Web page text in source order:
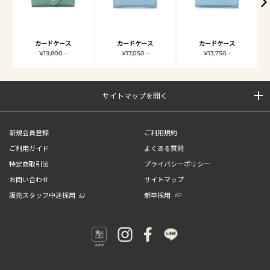
カードケース
¥19,800 -
カードケース
¥17,050 -
カードケース
¥13,750 -
サイトマップを開く
新規会員登録
ご利用規約
ご利用ガイド
よくある質問
特定商取引法
プライバシーポリシー
お問い合わせ
サイトマップ
販売スタッフ中途採用
新卒採用